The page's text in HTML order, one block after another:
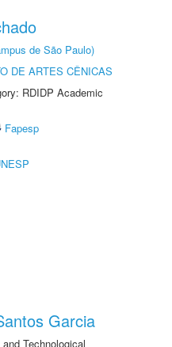
de São Paulo)
DE ARTES CÊNICAS
RDIDP Academic
Fapesp
Garcia
Technological